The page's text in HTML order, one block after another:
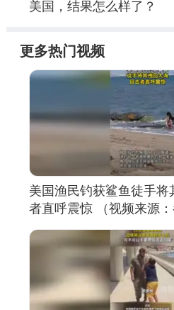
美国，结果怎么样了？
更多热门视频
美国渔民钓获鲨鱼徒手将
者直呼震惊 （视频来源：